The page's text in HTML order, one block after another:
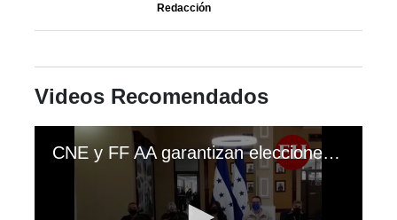
Redacción
Videos Recomendados
CNE y FF AA garantizan elecciones seguras y en paz